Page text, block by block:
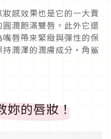
感效果也是它的一大賣
潤飽滿雙唇。此外它還
唇帶來緊緻與彈性的保
潤澤的潤膚成分・角鯊
妳的唇妝！